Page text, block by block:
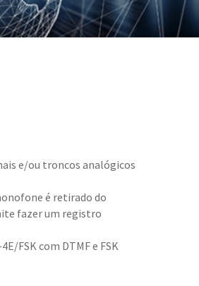
e/ou troncos analógicos
é retirado do
fazer um registro
FSK com DTMF e FSK